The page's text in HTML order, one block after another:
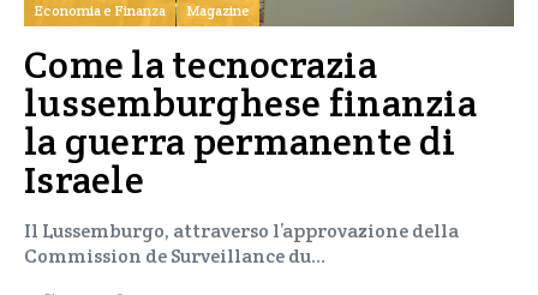
Economia e Finanza Magazine
Come la tecnocrazia
lussemburghese finanzia
la guerra permanente di
Israele
Il Lussemburgo, attraverso l’approvazione della
Commission de Surveillance du…